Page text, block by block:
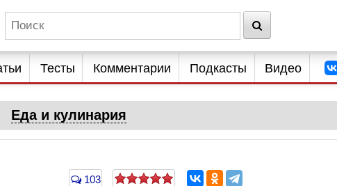
Тесты Комментарии Подкасты Видео
Еда и кулинария
103